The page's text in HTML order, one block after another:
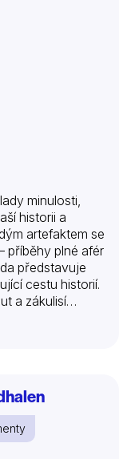
minulosti,
historii a
artefaktem se
příběhy plné afér
představuje
cestu historií.
a zákulisí
zabijáky,